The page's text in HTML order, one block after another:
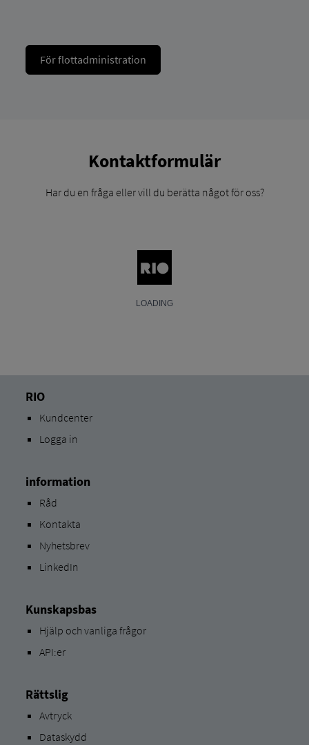
För flottadministration
Kontaktformulär
Har du en fråga eller vill du berätta något för oss?
RIO
Kundcenter
Logga in
information
Råd
Kontakta
Nyhetsbrev
LinkedIn
Kunskapsbas
Hjälp och vanliga frågor
API:er
Rättslig
Avtryck
Dataskydd